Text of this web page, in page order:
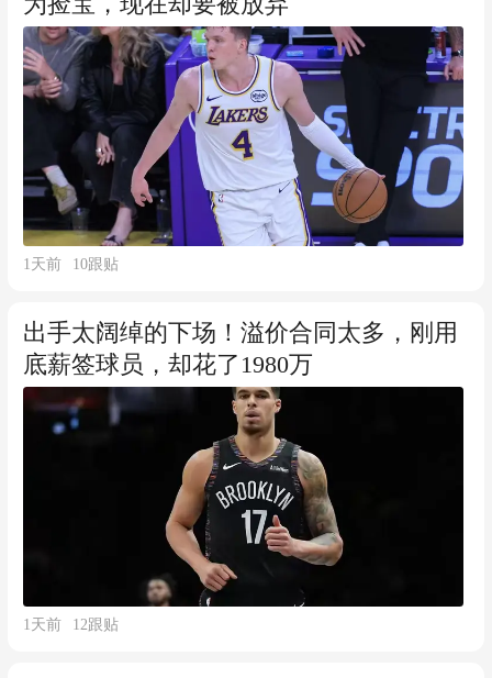
1天前 10跟贴
出手太阔绰的下场！溢价合同太多，刚用
底薪签球员，却花了1980万
1天前 12跟贴